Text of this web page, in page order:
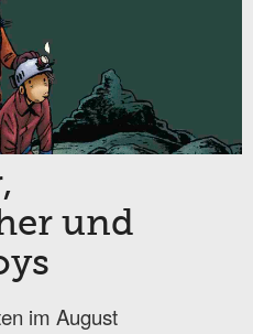
und
im August